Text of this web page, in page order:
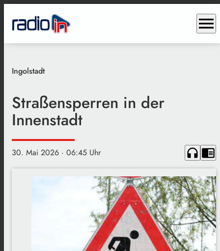
menu
Ingolstadt
Straßensperren in der
Innenstadt
30. Mai 2026 · 06:45 Uhr headphones chrome_reader_mode